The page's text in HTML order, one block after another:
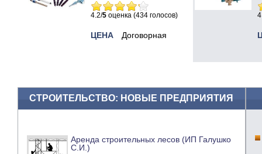
4.2/5 оценка (434 голосов)
ЦЕНА Договорная
СТРОИТЕЛЬСТВО: НОВЫЕ ПРЕДПРИЯТИЯ
Аренда строительных лесов (ИП Галушко
С.И.)